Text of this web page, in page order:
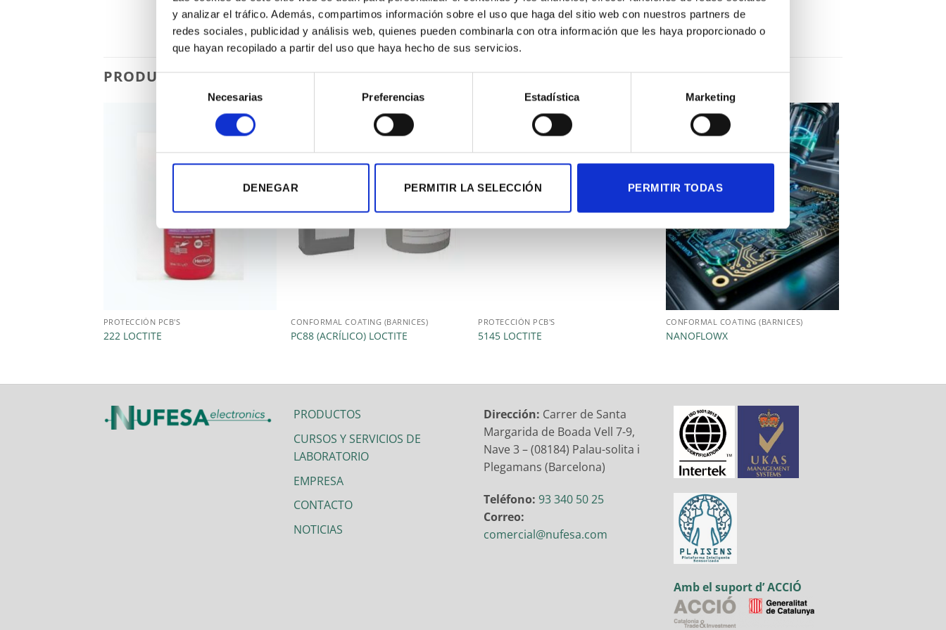
y analizar el tráfico. Además, compartimos información sobre el uso que haga del sitio web con nuestros partners de
redes sociales, publicidad y análisis web, quienes pueden combinarla con otra información que les haya proporcionado o
que hayan recopilado a partir del uso que haya hecho de sus servicios.
Selección
consentimiento
Necesarias Preferencias Estadística Marketing
DENEGAR PERMITIR LA SELECCIÓN PERMITIR TODAS
PRODUCTOS RELACIONADOS
PROTECCIÓN PCB'S
222 LOCTITE
CONFORMAL COATING (BARNICES)
PC88 (ACRÍLICO) LOCTITE
PROTECCIÓN PCB'S
5145 LOCTITE
CONFORMAL COATING (BARNICES)
NANOFLOWX
PRODUCTOS
CURSOS Y SERVICIOS DE
LABORATORIO
EMPRESA
CONTACTO
NOTICIAS
Dirección: Carrer de Santa
Margarida de Boada Vell 7-9,
Nave 3 – (08184) Palau-solita i
Plegamans (Barcelona)
Teléfono: 93 340 50 25
Correo:
comercial@nufesa.com
Amb el suport d’ ACCIÓ